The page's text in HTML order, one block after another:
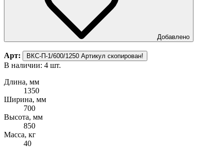
Добавлено
Арт: ВКС-П-1/600/1250 Артикул скопирован!
В наличии: 4 шт.
Длина, мм
1350
Ширина, мм
700
Высота, мм
850
Масса, кг
40